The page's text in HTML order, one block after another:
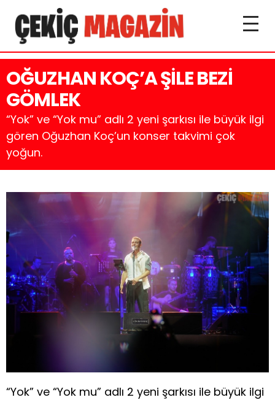
OĞUZHAN KOÇ’A ŞİLE BEZİ
GÖMLEK
“Yok” ve “Yok mu” adlı 2 yeni şarkısı ile büyük ilgi
gören Oğuzhan Koç’un konser takvimi çok
yoğun.
“Yok” ve “Yok mu” adlı 2 yeni şarkısı ile büyük ilgi